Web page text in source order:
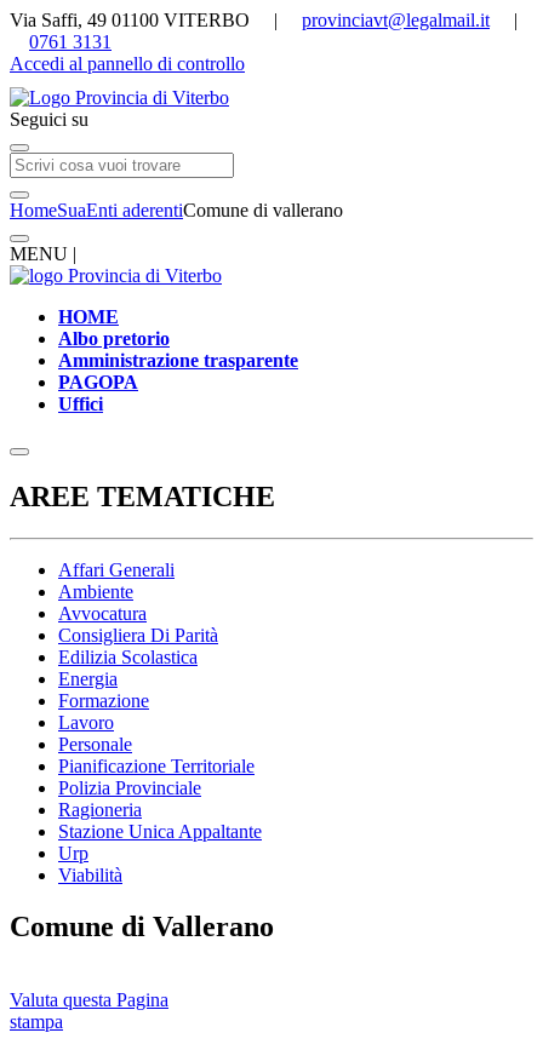
Via Saffi, 49 01100 VITERBO | provinciavt@legalmail.it |
0761 3131
Accedi al pannello di controllo
Seguici su
HomeSuaEnti aderentiComune di vallerano
MENU |
HOME
Albo pretorio
Amministrazione trasparente
PAGOPA
Uffici
AREE TEMATICHE
Affari Generali
Ambiente
Avvocatura
Consigliera Di Parità
Edilizia Scolastica
Energia
Formazione
Lavoro
Personale
Pianificazione Territoriale
Polizia Provinciale
Ragioneria
Stazione Unica Appaltante
Urp
Viabilità
Comune di Vallerano
Valuta questa Pagina
stampa